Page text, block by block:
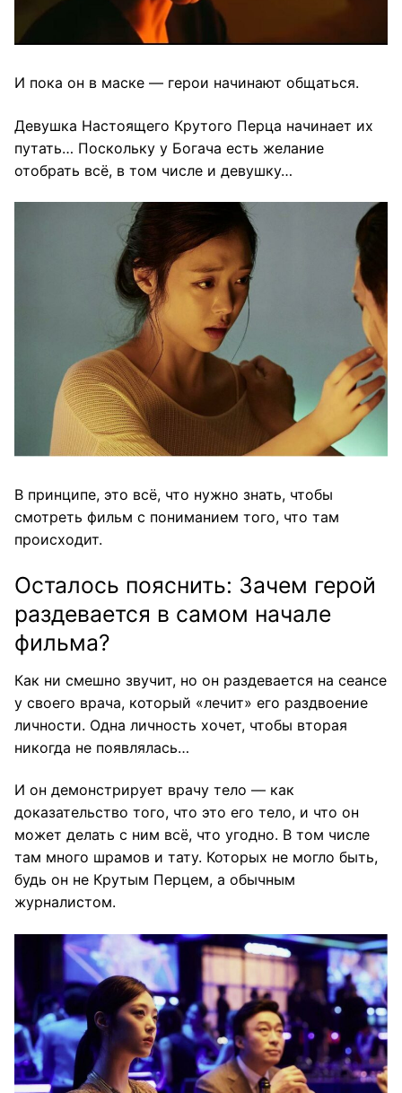
И пока он в маске — герои начинают общаться.
Девушка Настоящего Крутого Перца начинает их
путать… Поскольку у Богача есть желание
отобрать всё, в том числе и девушку…
В принципе, это всё, что нужно знать, чтобы
смотреть фильм с пониманием того, что там
происходит.
Осталось пояснить: Зачем герой
раздевается в самом начале
фильма?
Как ни смешно звучит, но он раздевается на сеансе
у своего врача, который «лечит» его раздвоение
личности. Одна личность хочет, чтобы вторая
никогда не появлялась…
И он демонстрирует врачу тело — как
доказательство того, что это его тело, и что он
может делать с ним всё, что угодно. В том числе
там много шрамов и тату. Которых не могло быть,
будь он не Крутым Перцем, а обычным
журналистом.